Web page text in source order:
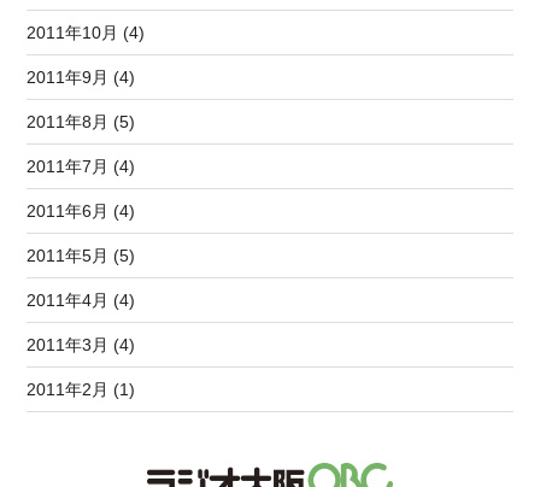
2011年10月 (4)
2011年9月 (4)
2011年8月 (5)
2011年7月 (4)
2011年6月 (4)
2011年5月 (5)
2011年4月 (4)
2011年3月 (4)
2011年2月 (1)